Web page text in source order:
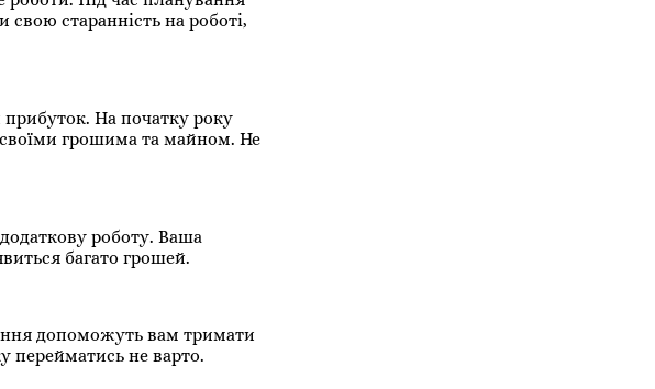
свою старанність на роботі,
прибуток. На початку року
грошима та майном. Не
роботу. Ваша
багато грошей.
допоможуть вам тримати
перейматись не варто.